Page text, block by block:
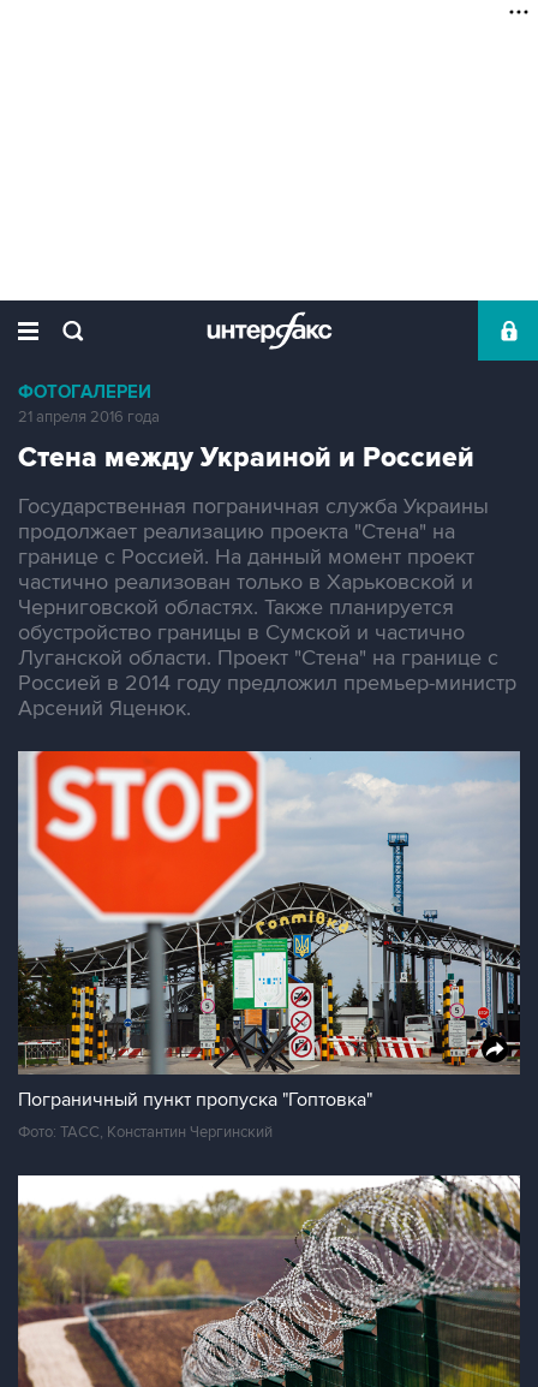
ФОТОГАЛЕРЕИ
21 апреля 2016 года
Стена между Украиной и Россией
Государственная пограничная служба Украины
продолжает реализацию проекта "Стена" на
границе с Россией. На данный момент проект
частично реализован только в Харьковской и
Черниговской областях. Также планируется
обустройство границы в Сумской и частично
Луганской области. Проект "Стена" на границе с
Россией в 2014 году предложил премьер-министр
Арсений Яценюк.
Пограничный пункт пропуска "Гоптовка"
Фото: ТАСС, Константин Чергинский